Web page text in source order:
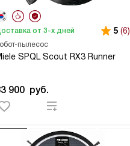
пылесос
SPQL Scout RX3 Runner
от 3-х дней 5 (6)
900 руб.